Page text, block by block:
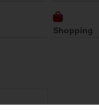
Shopping